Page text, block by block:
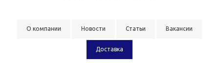
О компании Новости Статьи Вакансии
Доставка